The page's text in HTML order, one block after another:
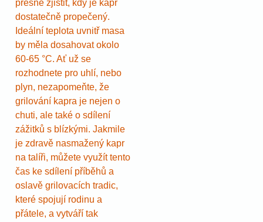
přesně zjistit, kdy je kapr
dostatečně propečený.
Ideální teplota uvnitř masa
by měla dosahovat okolo
60-65 °C. Ať už se
rozhodnete pro uhlí, nebo
plyn, nezapomeňte, že
grilování kapra je nejen o
chuti, ale také o sdílení
zážitků s blízkými. Jakmile
je zdravě nasmažený kapr
na talíři, můžete využít tento
čas ke sdílení příběhů a
oslavě grilovacích tradic,
které spojují rodinu a
přátele, a vytváří tak